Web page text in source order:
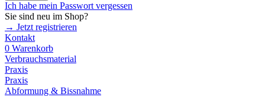
Ich habe mein Passwort vergessen
Sie sind neu im Shop?
→ Jetzt registrieren
Kontakt
0 Warenkorb
Verbrauchsmaterial
Praxis
Praxis
Abformung & Bissnahme